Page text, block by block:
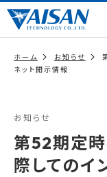
ホーム お知らせ
ネット開示情報
お知らせ
第52期定
際してのイ